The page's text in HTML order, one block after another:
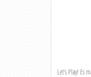
Let’s Play!